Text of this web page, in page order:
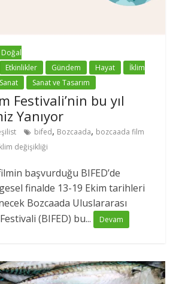
Doğal
Etkinlikler Gündem Hayat
İklim
Sanat Sanat ve Tasarım
Festivali’nin bu yıl
Yanıyor
bifed, Bozcaada, bozcaada film
değişikliği
başvurduğu BIFED’de
finalde 13-19 Ekim tarihleri
Bozcaada Uluslararası
(BIFED) bu...
Devam